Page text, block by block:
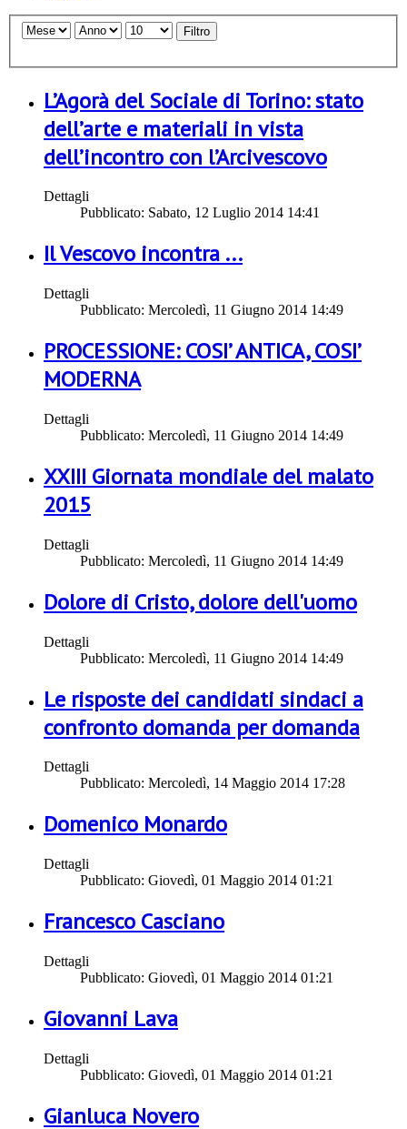
Filtro
L’Agorà del Sociale di Torino: stato
dell’arte e materiali in vista
dell’incontro con l’Arcivescovo
Dettagli
Pubblicato: Sabato, 12 Luglio 2014 14:41
Il Vescovo incontra ...
Dettagli
Pubblicato: Mercoledì, 11 Giugno 2014 14:49
PROCESSIONE: COSI’ ANTICA, COSI’
MODERNA
Dettagli
Pubblicato: Mercoledì, 11 Giugno 2014 14:49
XXIII Giornata mondiale del malato
2015
Dettagli
Pubblicato: Mercoledì, 11 Giugno 2014 14:49
Dolore di Cristo, dolore dell'uomo
Dettagli
Pubblicato: Mercoledì, 11 Giugno 2014 14:49
Le risposte dei candidati sindaci a
confronto domanda per domanda
Dettagli
Pubblicato: Mercoledì, 14 Maggio 2014 17:28
Domenico Monardo
Dettagli
Pubblicato: Giovedì, 01 Maggio 2014 01:21
Francesco Casciano
Dettagli
Pubblicato: Giovedì, 01 Maggio 2014 01:21
Giovanni Lava
Dettagli
Pubblicato: Giovedì, 01 Maggio 2014 01:21
Gianluca Novero